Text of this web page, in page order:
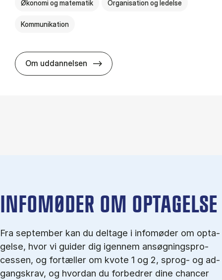
Økonomi og matematik Organisation og ledelse
Kommunikation
Om uddannelsen HA(kom.) - erhvervs­økonomi
IN­FO­MØ­DER OM OP­TA­GEL­SE
Fra september kan du del­tage i in­fo­mø­der om op­ta­
gel­se, hvor vi gu­i­der dig igen­nem an­søg­nings­pro­
ces­sen, og for­tæl­ler om kvo­te 1 og 2, sprog- og ad­
gangs­krav, og hvordan du forbedrer dine chancer